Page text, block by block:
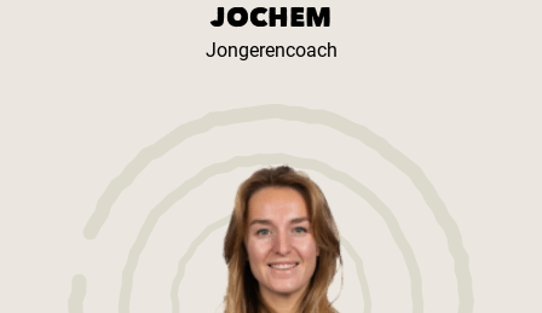
JOCHEM
Jongerencoach